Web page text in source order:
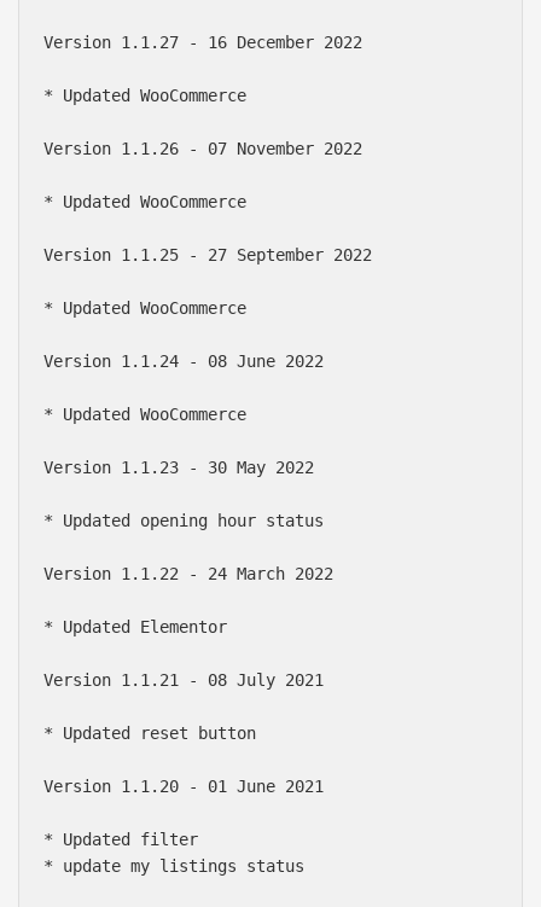
Version 1.1.27 - 16 December 2022
* Updated WooCommerce
Version 1.1.26 - 07 November 2022
* Updated WooCommerce
Version 1.1.25 - 27 September 2022
* Updated WooCommerce
Version 1.1.24 - 08 June 2022
* Updated WooCommerce
Version 1.1.23 - 30 May 2022
* Updated opening hour status
Version 1.1.22 - 24 March 2022
* Updated Elementor
Version 1.1.21 - 08 July 2021
* Updated reset button
Version 1.1.20 - 01 June 2021
* Updated filter
* update my listings status